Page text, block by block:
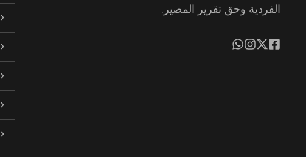
الفردية وحق تقرير المصير.